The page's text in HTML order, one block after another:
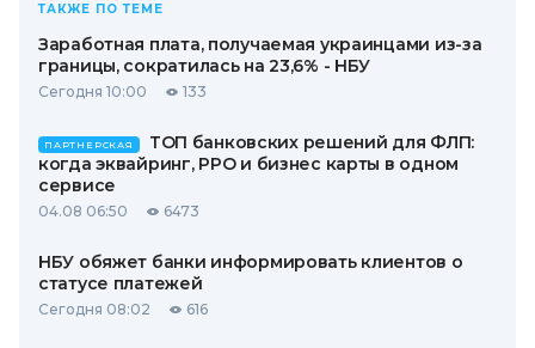
ТАКЖЕ ПО ТЕМЕ
Заработная плата, получаемая украинцами из-за
границы, сократилась на 23,6% - НБУ
Сегодня 10:00 133
ПАРТНЕРСКАЯ
ТОП банковских решений для ФЛП:
когда эквайринг, РРО и бизнес карты в одном
сервисе
04.08 06:50 6473
НБУ обяжет банки информировать клиентов о
статусе платежей
Сегодня 08:02 616